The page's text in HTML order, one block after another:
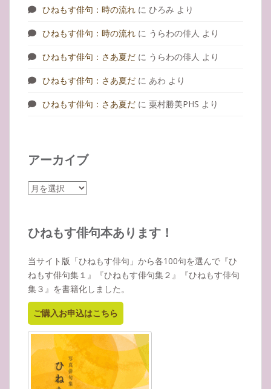
ひねもす俳句：時の流れ に ひろみ より
ひねもす俳句：時の流れ に うらわの俳人 より
ひねもす俳句：さあ夏だ に うらわの俳人 より
ひねもす俳句：さあ夏だ に あわ より
ひねもす俳句：さあ夏だ に 粟村勝美PHS より
アーカイブ
ア
イ
ひねもす俳句本あります！
当サイト版「ひねもす俳句」から各100句を選んで『ひ
ねもす俳句集１』『ひねもす俳句集２』『ひねもす俳句
集３』を書籍化しました。
ご購入お申込はこちら